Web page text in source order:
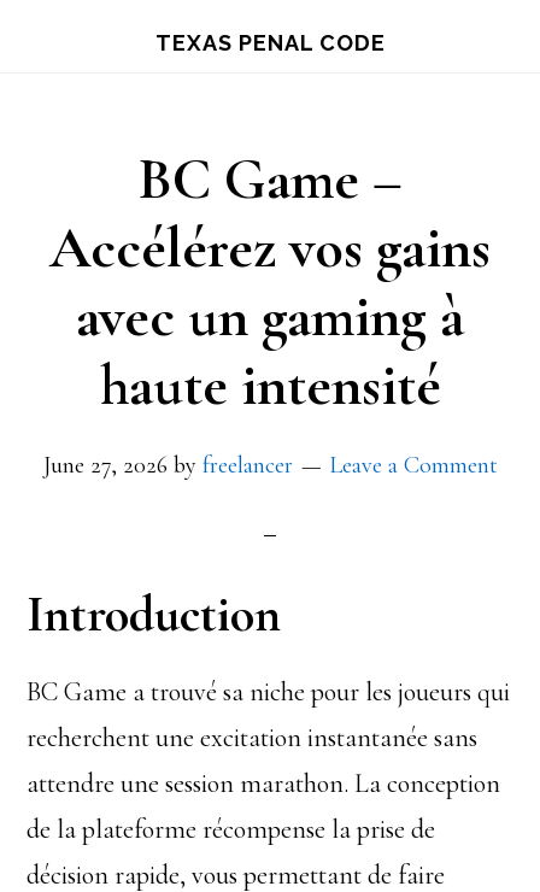
TEXAS PENAL CODE
BC Game –
Accélérez vos gains
avec un gaming à
haute intensité
June 27, 2026 by freelancer Leave a Comment
Introduction
BC Game a trouvé sa niche pour les joueurs qui
recherchent une excitation instantanée sans
attendre une session marathon. La conception
de la plateforme récompense la prise de
décision rapide, vous permettant de faire